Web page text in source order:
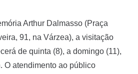
Arthur Dalmasso (Praça
91, na Várzea), a visitação
de quinta (8), a domingo (11),
O atendimento ao público